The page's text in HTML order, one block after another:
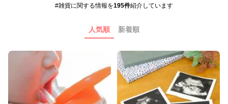
#雑貨に関する情報を195件紹介しています
人気順 新着順